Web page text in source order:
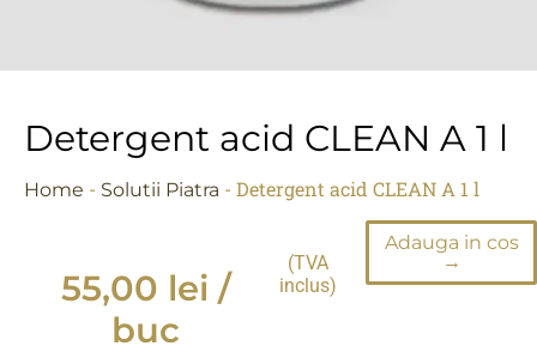
Detergent acid CLEAN A 1 l
Home - Solutii Piatra - Detergent acid CLEAN A 1 l
55,00 lei /
buc
(TVA
inclus)
Adauga in cos
→